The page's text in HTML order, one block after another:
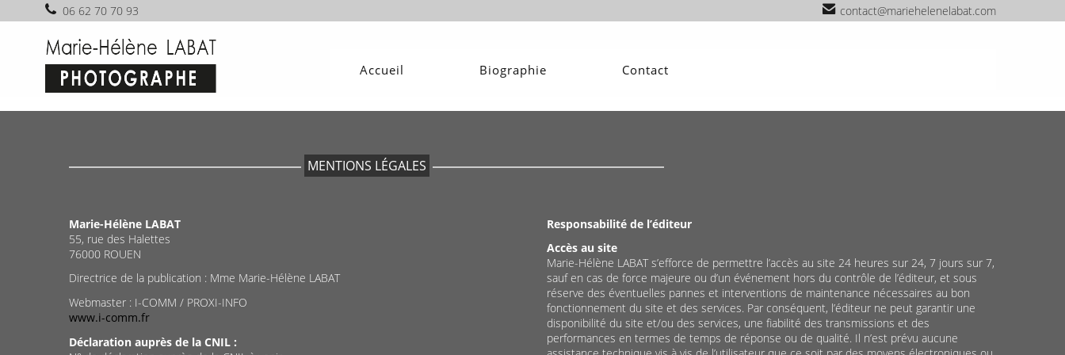
06 62 70 70 93 contact@mariehelenelabat.com
Accueil Biographie Contact
MENTIONS LÉGALES
Marie-Hélène LABAT
55, rue des Halettes
76000 ROUEN
Directrice de la publication : Mme Marie-Hélène LABAT
Webmaster : I-COMM / PROXI-INFO
www.i-comm.fr
Déclaration auprès de la CNIL :
Responsabilité de l’éditeur
Accès au site
Marie-Hélène LABAT s’efforce de permettre l’accès au site 24 heures sur 24, 7 jours sur 7,
sauf en cas de force majeure ou d’un événement hors du contrôle de l’éditeur, et sous
réserve des éventuelles pannes et interventions de maintenance nécessaires au bon
fonctionnement du site et des services. Par conséquent, l’éditeur ne peut garantir une
disponibilité du site et/ou des services, une fiabilité des transmissions et des
performances en termes de temps de réponse ou de qualité. Il n’est prévu aucune